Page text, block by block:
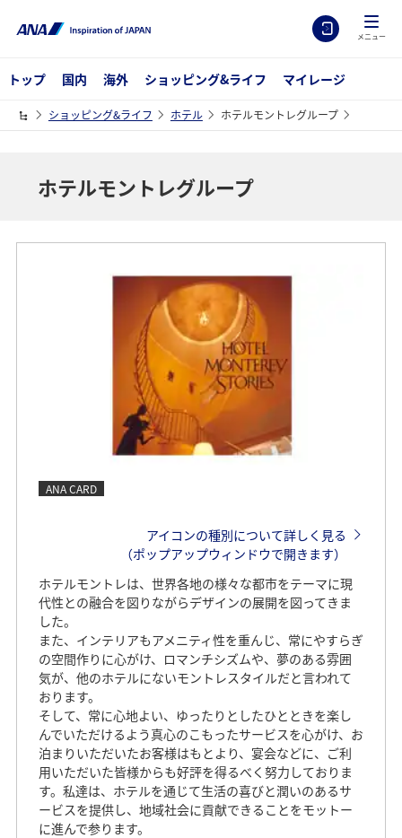
メニュー
トップ 国内 海外 ショッピング&ライフ マイレージ
ショッピング&ライフ ホテル ホテルモントレグループ
ホテルモントレグループ
ANA CARD
アイコンの種別について詳しく見る
（ポップアップウィンドウで開きます）
ホテルモントレは、世界各地の様々な都市をテーマに現
代性との融合を図りながらデザインの展開を図ってきま
した。
また、インテリアもアメニティ性を重んじ、常にやすらぎ
の空間作りに心がけ、ロマンチシズムや、夢のある雰囲
気が、他のホテルにないモントレスタイルだと言われて
おります。
そして、常に心地よい、ゆったりとしたひとときを楽し
んでいただけるよう真心のこもったサービスを心がけ、お
泊まりいただいたお客様はもとより、宴会などに、ご利
用いただいた皆様からも好評を得るべく努力しておりま
す。私達は、ホテルを通じて生活の喜びと潤いのあるサ
ービスを提供し、地域社会に貢献できることをモットー
に進んで参ります。